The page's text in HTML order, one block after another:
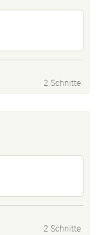
2 Schnitte
2 Schnitte